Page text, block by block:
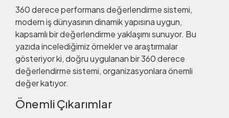
360 derece performans değerlendirme sistemi,
modern iş dünyasının dinamik yapısına uygun,
kapsamlı bir değerlendirme yaklaşımı sunuyor. Bu
yazıda incelediğimiz örnekler ve araştırmalar
gösteriyor ki, doğru uygulanan bir 360 derece
değerlendirme sistemi, organizasyonlara önemli
değer katıyor.
Önemli Çıkarımlar